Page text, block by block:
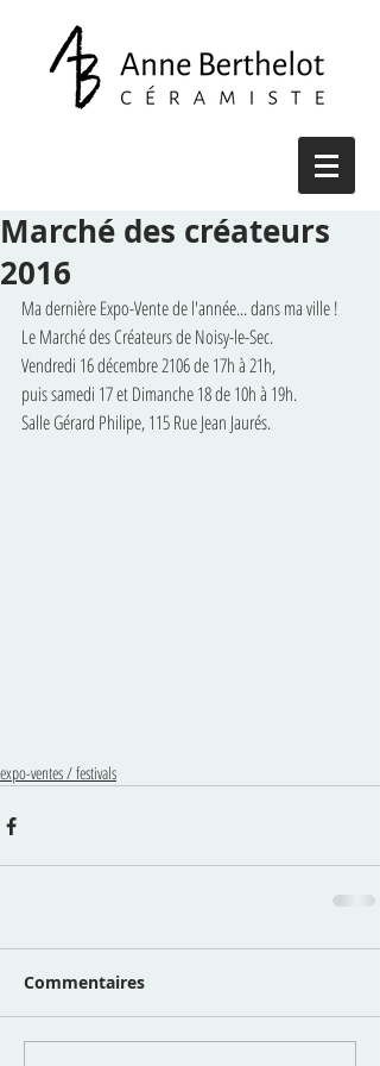
Marché des créateurs
2016
Ma dernière Expo-Vente de l'année... dans ma ville !
Le Marché des Créateurs de Noisy-le-Sec.
Vendredi 16 décembre 2106 de 17h à 21h,
puis samedi 17 et Dimanche 18 de 10h à 19h.
Salle Gérard Philipe, 115 Rue Jean Jaurés.
expo-ventes / festivals
Commentaires